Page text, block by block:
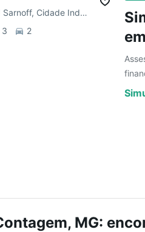
Av. General David Sarnoff, Cidade Industrial
3 2
MG: